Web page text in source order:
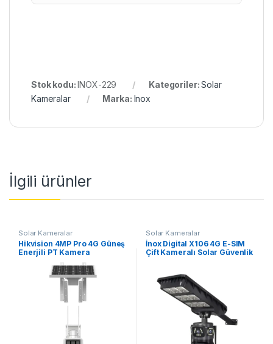
Stok kodu:INOX-229 Kategoriler:Solar
Kameralar
Marka: Inox
İlgili ürünler
Solar Kameralar
Hikvision 4MP Pro 4G Güneş
Enerjili PT Kamera
Solar Kameralar
İnox Digital X106 4G E-SIM
Çift Kameralı Solar Güvenlik